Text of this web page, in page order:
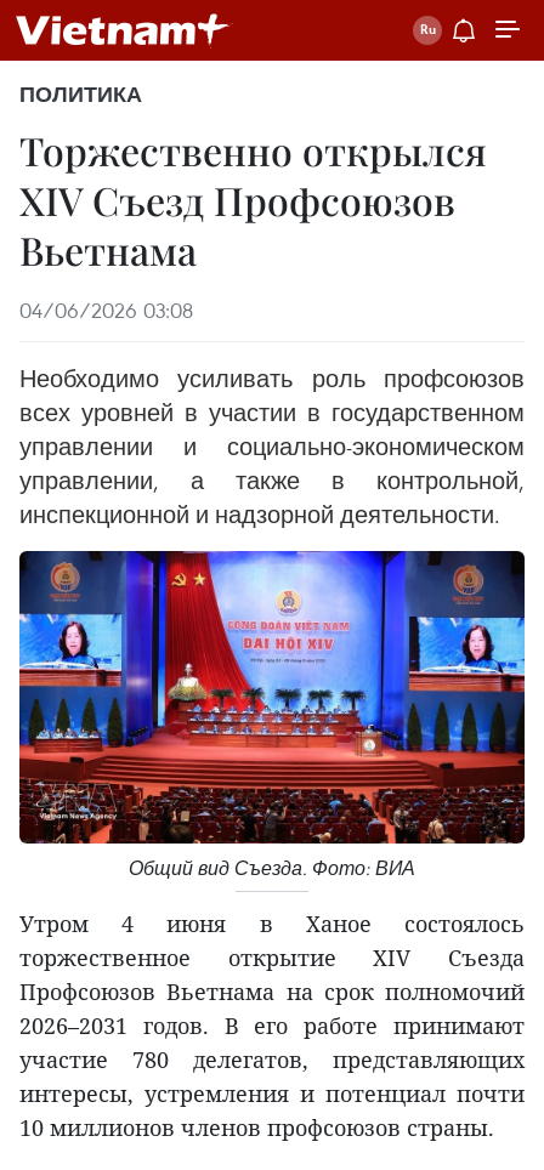
ПОЛИТИКА
Торжественно открылся
XIV Съезд Профсоюзов
Вьетнама
04/06/2026 03:08
Необходимо усиливать роль профсоюзов
всех уровней в участии в государственном
управлении и социально-экономическом
управлении, а также в контрольной,
инспекционной и надзорной деятельности.
Общий вид Съезда. Фото: ВИА
Утром 4 июня в Ханое состоялось
торжественное открытие XIV Съезда
Профсоюзов Вьетнама на срок полномочий
2026–2031 годов. В его работе принимают
участие 780 делегатов, представляющих
интересы, устремления и потенциал почти
10 миллионов членов профсоюзов страны.